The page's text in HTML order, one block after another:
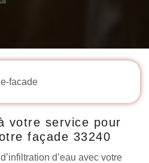
votre service pour
façade 33240
d’eau avec votre